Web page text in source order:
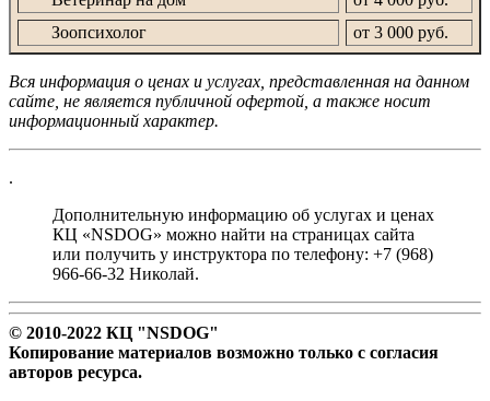
Зоопсихолог
от 3 000 руб.
Вся информация о ценах и услугах, представленная на данном
сайте, не является публичной офертой, а также носит
информационный характер.
.
Дополнительную информацию об услугах и ценах
КЦ «NSDOG» можно найти на страницах сайта
или получить у инструктора по телефону: +7 (968)
966-66-32 Николай.
© 2010-2022 КЦ "NSDOG"
Копирование материалов возможно только с согласия
авторов ресурса.